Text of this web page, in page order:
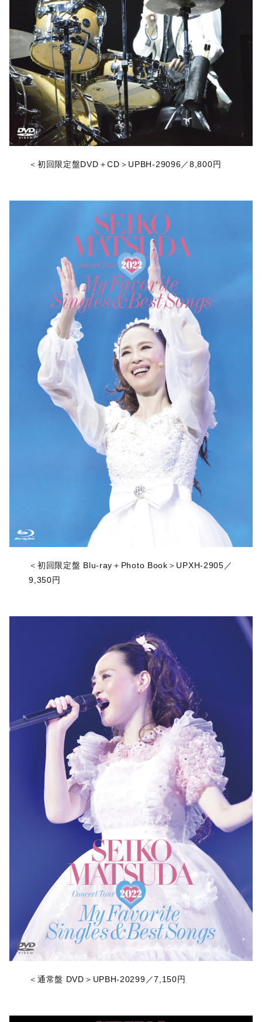
＜初回限定盤DVD＋CD＞UPBH-29096／8,800円
＜初回限定盤 Blu-ray＋Photo Book＞UPXH-2905／
9,350円
＜通常盤 DVD＞UPBH-20299／7,150円